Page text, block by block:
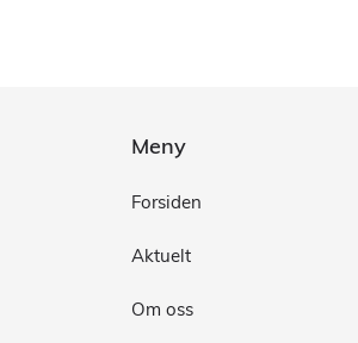
Meny
Forsiden
Aktuelt
Om oss